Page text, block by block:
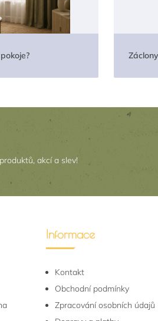
akcí a slev!
Informace
Kontakt
Obchodní podmínky
Zpracování osobních údajů